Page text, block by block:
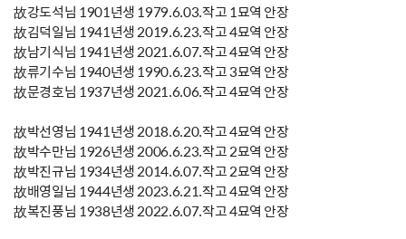
故강도석님 1901년생 1979.6.03.작고 1묘역 안장
故김덕일님 1941년생 2019.6.23.작고 4묘역 안장
故남기식님 1941년생 2021.6.07.작고 4묘역 안장
故류기수님 1940년생 1990.6.23.작고 3묘역 안장
故문경호님 1937년생 2021.6.06.작고 4묘역 안장
故박선영님 1941년생 2018.6.20.작고 4묘역 안장
故박수만님 1926년생 2006.6.23.작고 2묘역 안장
故박진규님 1934년생 2014.6.07.작고 2묘역 안장
故배영일님 1944년생 2023.6.21.작고 4묘역 안장
故복진풍님 1938년생 2022.6.07.작고 4묘역 안장